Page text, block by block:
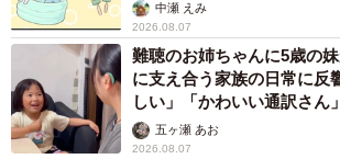
中瀬 えみ
2026.08.07
難聴のお姉ちゃんに5歳の
に支え合う家族の日常に反
しい」「かわいい通訳さん」
五ヶ瀬 あお
2026.08.07